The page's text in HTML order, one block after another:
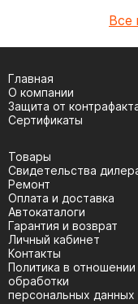
Все
Главная
О компании
Защита от
Сертификаты
Товары
Cвидетельства
Ремонт
Оплата и доставка
Автокаталоги
Гарантия и возврат
Личный кабинет
Контакты
Политика в отношении
обработки
персональных данных